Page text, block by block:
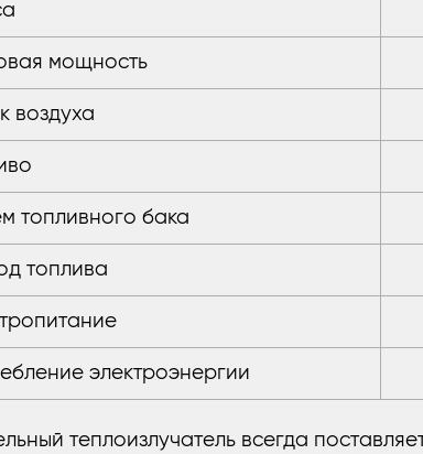
мощность
воздуха
топливного бака
топлива
электроэнергии
теплоизлучатель всегда